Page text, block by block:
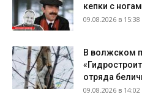
кепки с
09.08.2026 в 15:38
В волжском
отряда
09.08.2026 в 14:02